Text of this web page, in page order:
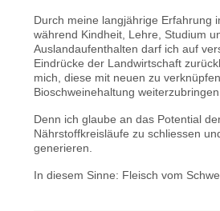
Durch meine langjährige Erfahrung
während Kindheit, Lehre, Studium
Auslandaufenthalten darf ich auf
Eindrücke der Landwirtschaft
mich, diese mit neuen zu
Bioschweinehaltung weiterzubringen.
Denn ich glaube an das Potential
Nährstoffkreisläufe zu schliessen
generieren.
In diesem Sinne: Fleisch vom